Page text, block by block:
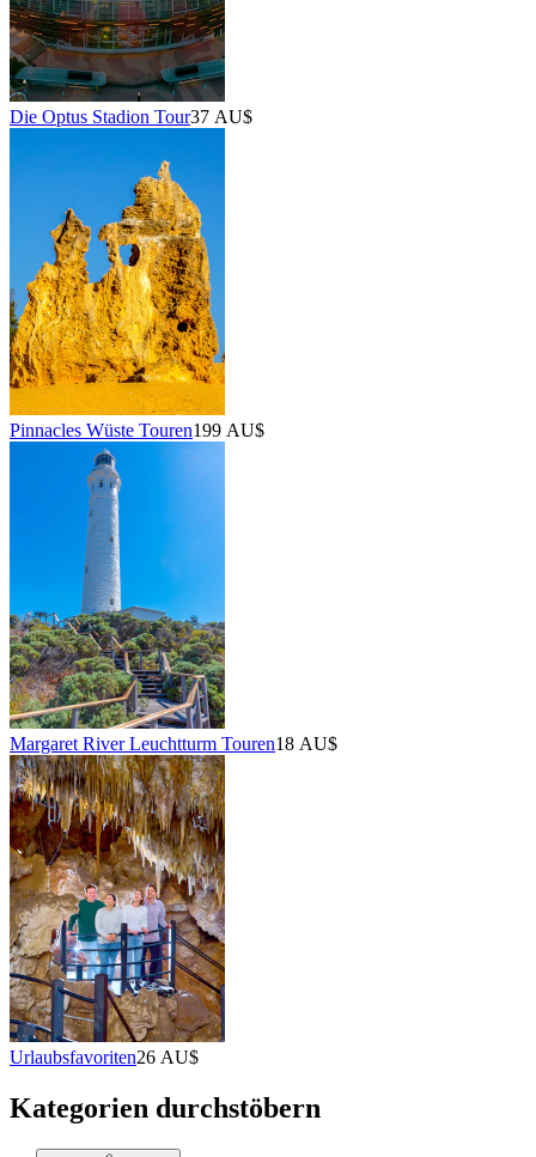
Die Optus Stadion Tour37 AU$
Pinnacles Wüste Touren199 AU$
Margaret River Leuchtturm Touren18 AU$
Urlaubsfavoriten26 AU$
Kategorien durchstöbern